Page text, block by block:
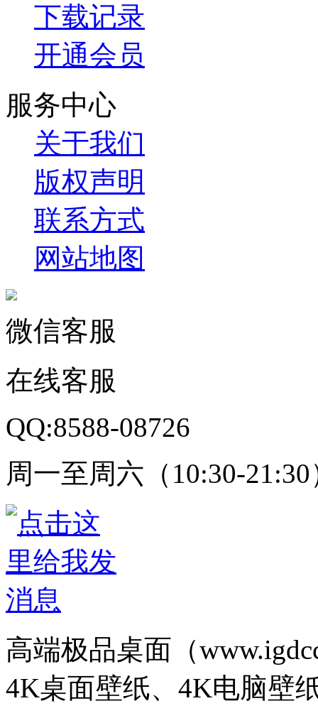
下载记录
开通会员
服务中心
关于我们
版权声明
联系方式
网站地图
微信客服
在线客服
QQ:8588-08726
周一至周六（10:30-21:30
高端极品桌面（
4K桌面壁纸、4K电脑壁